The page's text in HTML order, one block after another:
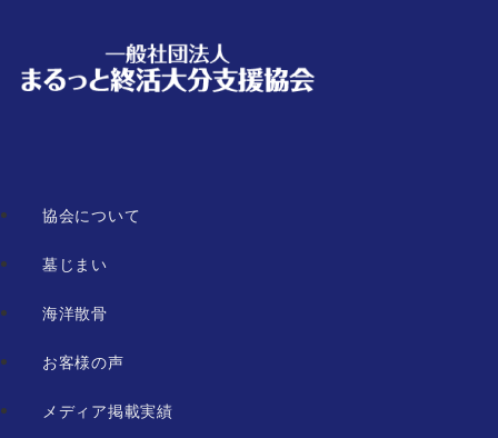
協会について
墓じまい
海洋散骨
お客様の声
メディア掲載実績